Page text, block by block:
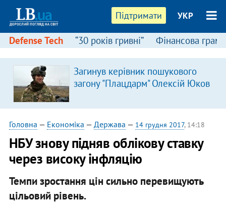
Підтримати УКР
Defense Tech “30 років гривні” Фінансова
Загинув керівник пошукового
загону "Плацдарм" Олексій Юков
Головна — Економіка — Держава — 14 грудня 2017, 14:18
НБУ знову підняв облікову ставку
через високу інфляцію
Темпи зростання цін сильно перевищують
цільовий рівень.